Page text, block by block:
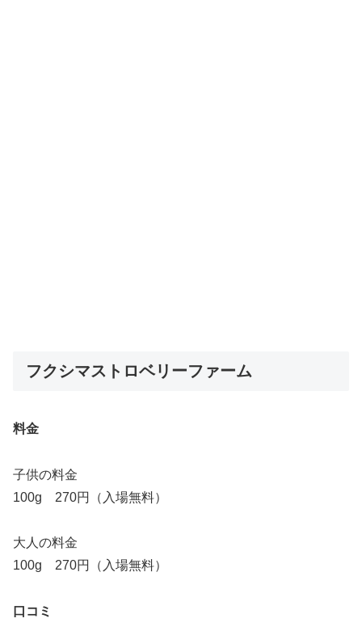
フクシマストロベリーファーム
料金
子供の料金
100g 270円（入場無料）
大人の料金
100g 270円（入場無料）
口コミ